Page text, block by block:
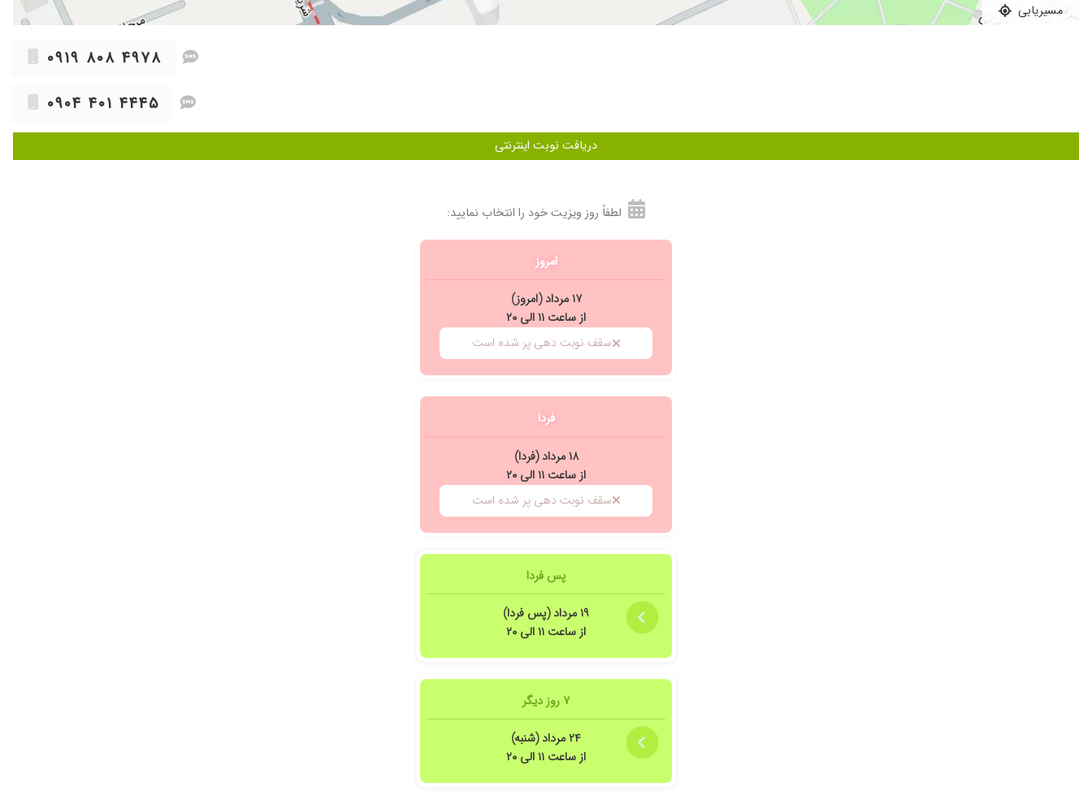
مسیریابی
۰۹۱۹ ۸۰۸ ۴۹۷۸
۰۹۰۴ ۴۰۱ ۴۴۴۵
دریافت نوبت اینترنتی
لطفاً روز ویزیت خود را انتخاب نمایید:
امروز
۱۷ مرداد (امروز)
از ساعت ۱۱ الی ۲۰
سقف نوبت دهی پر شده است
فردا
۱۸ مرداد (فردا)
از ساعت ۱۱ الی ۲۰
سقف نوبت دهی پر شده است
پس فردا
۱۹ مرداد (پس فردا)
از ساعت ۱۱ الی ۲۰
۷ روز دیگر
۲۴ مرداد (شنبه)
از ساعت ۱۱ الی ۲۰